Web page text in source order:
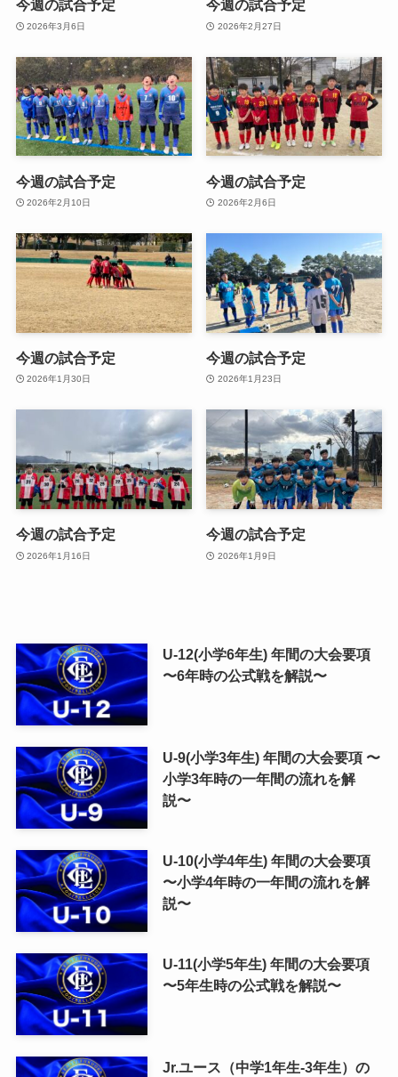
今週の試合予定
2026年3月6日
今週の試合予定
2026年2月27日
今週の試合予定
2026年2月10日
今週の試合予定
2026年2月6日
今週の試合予定
2026年1月30日
今週の試合予定
2026年1月23日
今週の試合予定
2026年1月16日
今週の試合予定
2026年1月9日
U-12(小学6年生) 年間の大会要項
〜6年時の公式戦を解説〜
U-9(小学3年生) 年間の大会要項 〜
小学3年時の一年間の流れを解
説〜
U-10(小学4年生) 年間の大会要項
〜小学4年時の一年間の流れを解
説〜
U-11(小学5年生) 年間の大会要項
〜5年生時の公式戦を解説〜
Jr.ユース（中学1年生-3年生）の